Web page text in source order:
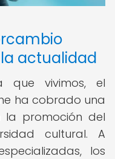
actualidad
vivimos, el
ha cobrado una
la promoción del
cultural. A
los